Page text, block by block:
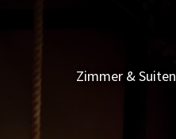
Zimmer & Suiten